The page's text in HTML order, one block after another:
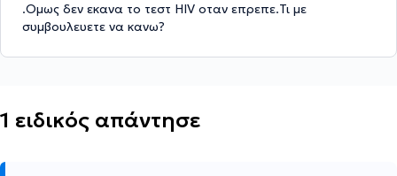
.Ομως δεν εκανα το τεστ HIV οταν επρεπε.Τι με
συμβουλευετε να κανω?
1 ειδικός απάντησε